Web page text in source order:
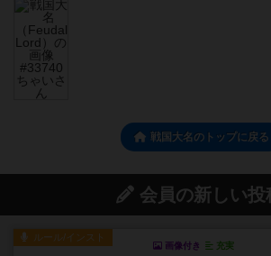
戦国大名のトップに戻る
会員の新しい投
ルール/インスト
画像付き 充実